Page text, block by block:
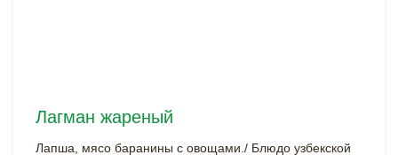
Лагман жареный
Лапша, мясо баранины с овощами./ Блюдо узбекской